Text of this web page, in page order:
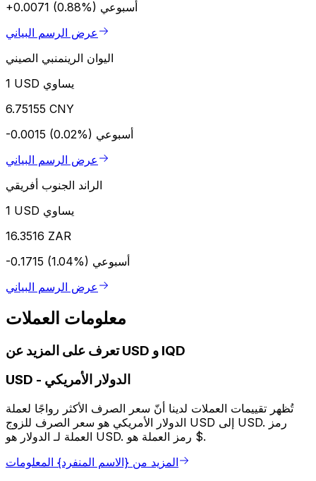
+0.0071 (0.88%) أسبوعي
عرض الرسم البياني
اليوان الرينمنبي الصيني
1 USD يساوي
6.75155 CNY
-0.0015 (0.02%) أسبوعي
عرض الرسم البياني
الراند الجنوب أفريقي
1 USD يساوي
16.3516 ZAR
-0.1715 (1.04%) أسبوعي
عرض الرسم البياني
معلومات العملات
تعرف على المزيد عن USD و IQD
USD - الدولار الأمريكي
تُظهر تقييمات العملات لدينا أنّ سعر الصرف الأكثر رواجًا لعملة
الدولار الأمريكي هو سعر الصرف للزوج USD إلى USD. رمز
العملة لـ الدولار هو USD. رمز العملة هو $.
المزيد من {الاسم المنفرد} المعلومات